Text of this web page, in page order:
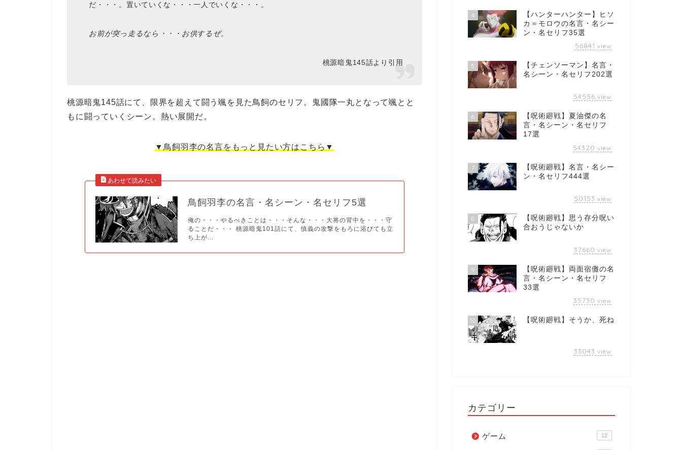
だ・・・。置いていくな・・・一人でいくな・・・。
お前が突っ走るなら・・・お供するぜ。
桃源暗鬼145話より引用
桃源暗鬼145話にて、限界を超えて闘う颯を見た鳥飼のセリフ。鬼國隊一丸となって颯とと
もに闘っていくシーン。熱い展開だ。
▼鳥飼羽李の名言をもっと見たい方はこちら▼
鳥飼羽李の名言・名シーン・名セリフ5選
俺の・・・やるべきことは・・・そんな・・・大将の背中を・・・守
ることだ・・・ 桃源暗鬼101話にて、慎義の攻撃をもろに浴びても立
ち上が...
4
【ハンターハンター】ヒソ
カ＝モロウの名言・名シー
ン・名セリフ35選
56841 view
5
【チェンソーマン】名言・
名シーン・名セリフ202選
54556 view
6
【呪術廻戦】夏油傑の名
言・名シーン・名セリフ
17選
54320 view
7
【呪術廻戦】名言・名シー
ン・名セリフ444選
50153 view
8
【呪術廻戦】思う存分呪い
合おうじゃないか
37660 view
9
【呪術廻戦】両面宿儺の名
言・名シーン・名セリフ
33選
35730 view
10 【呪術廻戦】そうか、死ね
33043 view
カテゴリー
ゲーム 12